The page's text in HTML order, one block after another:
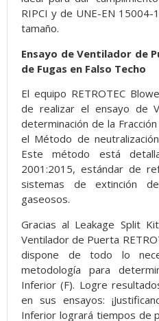
RIPCI y de UNE-EN
tamaño.
Ensayo de Ventilador de
de Fugas en Falso Techo
El equipo RETROTEC
de realizar el ensayo de
determinación de la
el Método de
Este método está
2001:2015, estándar de
sistemas de extinción
gaseosos.
Gracias al Leakage Split
Ventilador de Puerta
dispone de todo lo
metodología para
Inferior (F). Logre
en sus ensayos:
Inferior logrará tiempos de